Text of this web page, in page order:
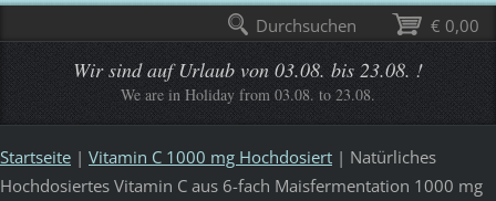
Wir sind auf Urlaub von 03.08. bis 23.08. !
We are in Holiday from 03.08. to 23.08.
Startseite | Vitamin C 1000 mg Hochdosiert | Natürliches
Hochdosiertes Vitamin C aus 6-fach Maisfermentation 1000 mg
€ 0,00
Durchsuchen